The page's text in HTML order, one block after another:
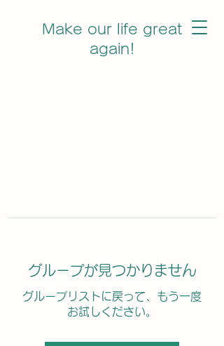
Make our life great
again!
グループが見つかりません
グループリストに戻って、もう一度
お試しください。